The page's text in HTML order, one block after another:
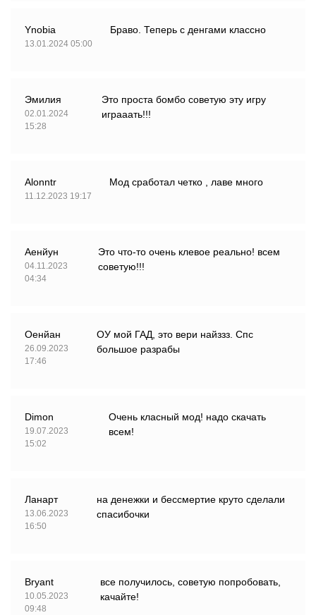
Ynobia
13.01.2024 05:00
Браво. Теперь с денгами классно
Эмилия
02.01.2024
15:28
Это проста бомбо советую эту игру
играаать!!!
Alonntr
11.12.2023 19:17
Мод сработал четко , лаве много
Аенйун
04.11.2023
04:34
Это что-то очень клевое реально! всем
советую!!!
Оенйан
26.09.2023
17:46
ОУ мой ГАД, это вери найззз. Спс
большое разрабы
Dimon
19.07.2023
15:02
Очень класный мод! надо скачать
всем!
Ланарт
13.06.2023
16:50
на денежки и бессмертие круто сделали
спасибочки
Bryant
10.05.2023
09:48
все получилось, советую попробовать,
качайте!